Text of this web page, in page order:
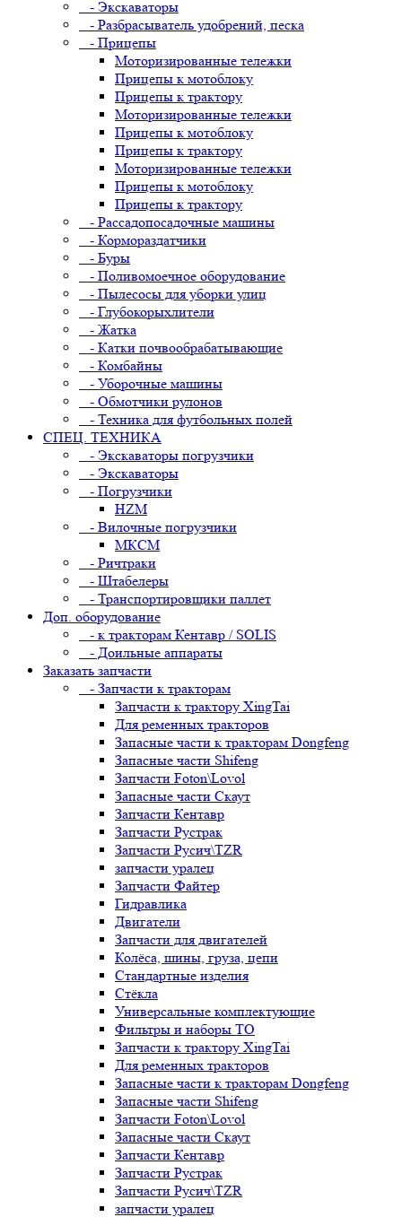
- Экскаваторы
- Разбрасыватель удобрений, песка
- Прицепы
Моторизированные тележки
Прицепы к мотоблоку
Прицепы к трактору
Моторизированные тележки
Прицепы к мотоблоку
Прицепы к трактору
Моторизированные тележки
Прицепы к мотоблоку
Прицепы к трактору
- Рассадопосадочные машины
- Кормораздатчики
- Буры
- Поливомоечное оборудование
- Пылесосы для уборки улиц
- Глубокорыхлители
- Жатка
- Катки почвообрабатывающие
- Комбайны
- Уборочные машины
- Обмотчики рулонов
- Техника для футбольных полей
СПЕЦ. ТЕХНИКА
- Экскаваторы погрузчики
- Экскаваторы
- Погрузчики
HZM
- Вилочные погрузчики
МКСМ
- Ричтраки
- Штабелеры
- Транспортировщики паллет
Доп. оборудование
- к тракторам Кентавр / SOLIS
- Доильные аппараты
Заказать запчасти
- Запчасти к тракторам
Запчасти к трактору XingTai
Для ременных тракторов
Запасные части к тракторам Dongfeng
Запасные части Shifeng
Запчасти Foton\Lovol
Запасные части Скаут
Запчасти Кентавр
Запчасти Рустрак
Запчасти Русич\TZR
запчасти уралец
Запчасти Файтер
Гидравлика
Двигатели
Запчасти для двигателей
Колёса, шины, груза, цепи
Стандартные изделия
Стёкла
Универсальные комплектующие
Фильтры и наборы ТО
Запчасти к трактору XingTai
Для ременных тракторов
Запасные части к тракторам Dongfeng
Запасные части Shifeng
Запчасти Foton\Lovol
Запасные части Скаут
Запчасти Кентавр
Запчасти Рустрак
Запчасти Русич\TZR
запчасти уралец